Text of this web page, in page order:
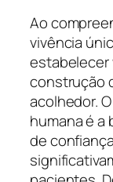
Ao
vivência
estabelecer
construção
acolhedor.
humana é a
de